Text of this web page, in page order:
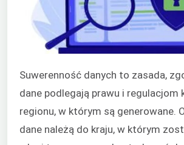
Suwerenność danych to zasada,
dane podlegają prawu i regulacjom
regionu, w którym są generowane.
dane należą do kraju, w którym